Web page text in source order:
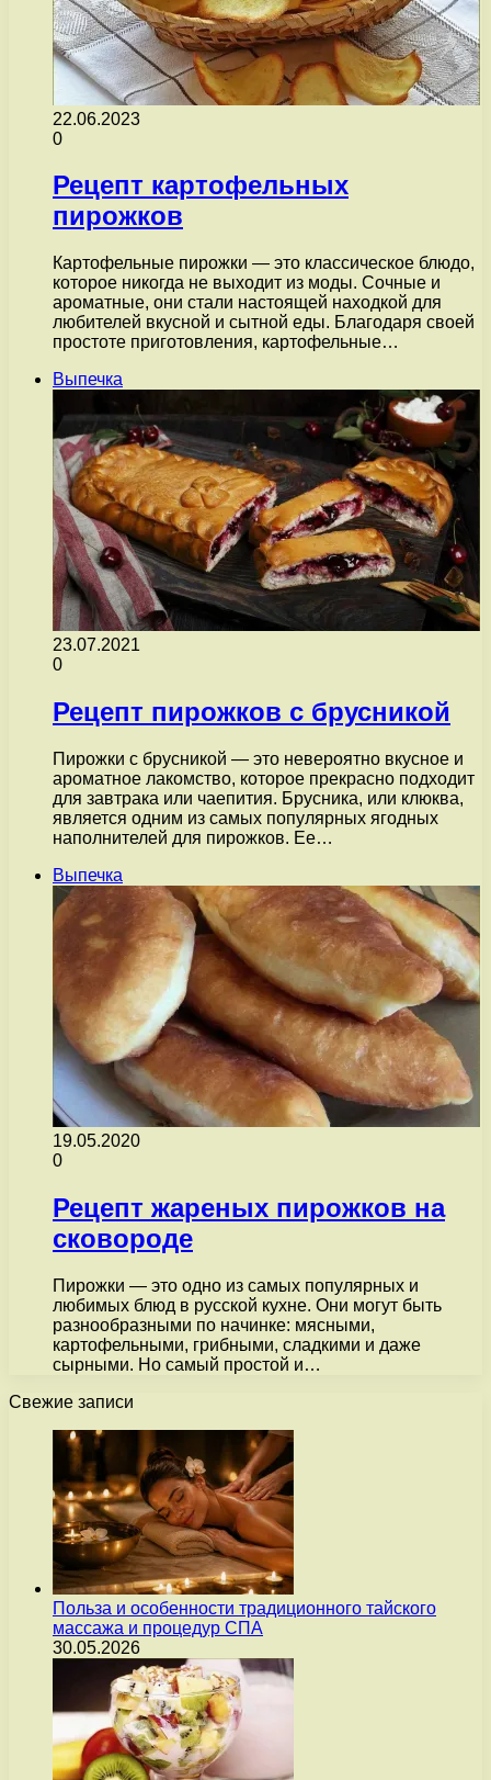
22.06.2023
0
Рецепт картофельных
пирожков
Картофельные пирожки — это классическое блюдо,
которое никогда не выходит из моды. Сочные и
ароматные, они стали настоящей находкой для
любителей вкусной и сытной еды. Благодаря своей
простоте приготовления, картофельные…
Выпечка
23.07.2021
0
Рецепт пирожков с брусникой
Пирожки с брусникой — это невероятно вкусное и
ароматное лакомство, которое прекрасно подходит
для завтрака или чаепития. Брусника, или клюква,
является одним из самых популярных ягодных
наполнителей для пирожков. Ее…
Выпечка
19.05.2020
0
Рецепт жареных пирожков на
сковороде
Пирожки — это одно из самых популярных и
любимых блюд в русской кухне. Они могут быть
разнообразными по начинке: мясными,
картофельными, грибными, сладкими и даже
сырными. Но самый простой и…
Свежие записи
Польза и особенности традиционного тайского
массажа и процедур СПА
30.05.2026